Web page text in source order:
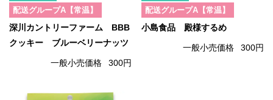
配送グループA【常温】
深川カントリーファーム BBB
クッキー ブルーベリーナッツ
一般小売価格 300円
配送グループA【常温】
小島食品 殿様するめ
一般小売価格 300円